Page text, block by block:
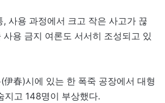
사용 과정에서 크고 작은 사고가 끊
용 금지 여론도 서서히 조성되고 있
春)시에 있는 한 폭죽 공장에서 대형
지고 148명이 부상했다.